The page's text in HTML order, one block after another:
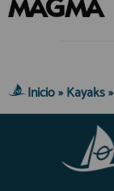
Inicio»Kayaks»